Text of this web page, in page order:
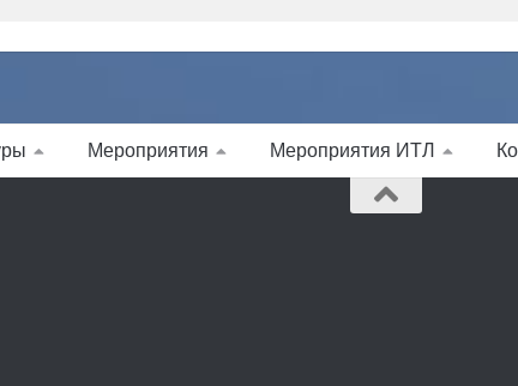
Мероприятия Мероприятия ИТЛ